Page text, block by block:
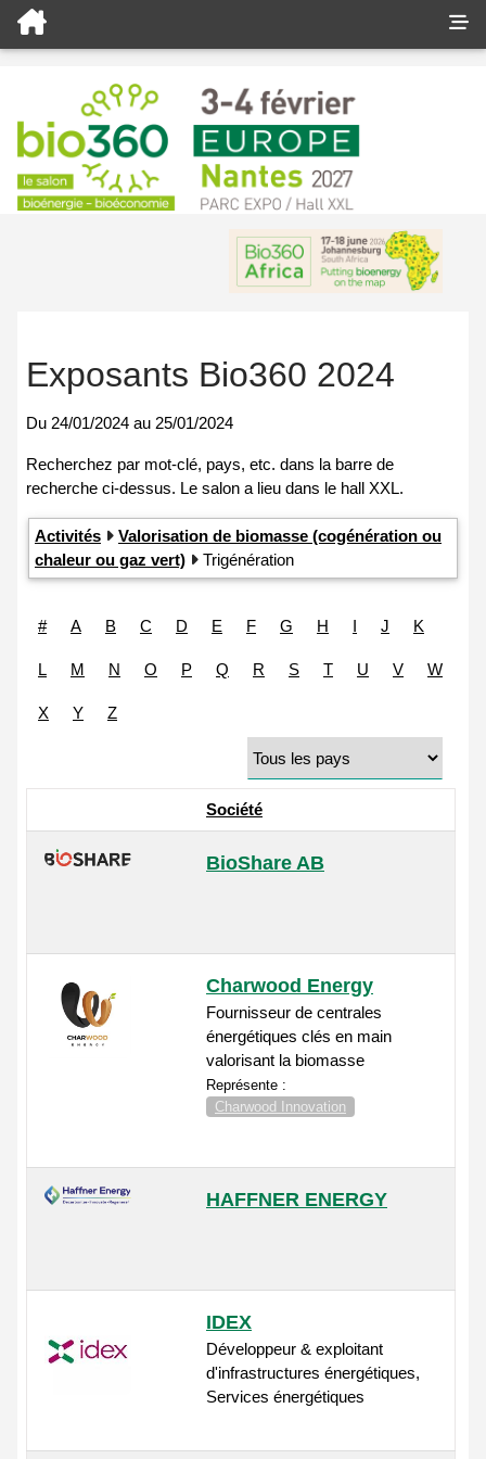
Exposants Bio360 2024
Du 24/01/2024 au 25/01/2024
Activités
Valorisation de biomasse (cogénération ou
chaleur ou gaz vert)
Trigénération
# A B C D E F G H I J K
L M N O P Q R S T U V W
X Y Z
Société
BioShare AB
Charwood Energy
Fournisseur de centrales
énergétiques clés en main
valorisant la biomasse
Représente :
Charwood Innovation
HAFFNER ENERGY
IDEX
Développeur & exploitant
d'infrastructures énergétiques,
Services énergétiques